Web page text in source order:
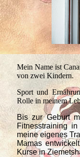
Mein Name ist
von zwei Kindern.
Sport und
Rolle in meinem
Bis zur Geburt
Fitnesstraining
meine eigenes
Mamas
Kurse in